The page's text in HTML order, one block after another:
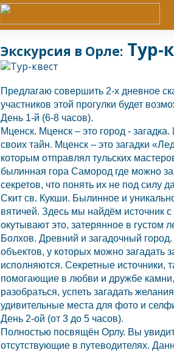
Экскурсия в Орле: Тур-
Предлагаю совершить 2-х дневное
участников этой прогулки будет
День 1-й (6-8 часов).
Мценск. Мценск – это город -
своих тайн. Мценск – это загадки
которым отправлял тульских
былинная гора Самород где можно
секретов, что понять их не под силу
Скит св. Кукши. Былинное и
вятичей. Здесь мы найдём источник
окутывают это, затерянное в густом
Болхов. Древний и загадочный
объектов, у которых можно
исполняются. Секретные источники,
помогающие в любви и дружбе
разобраться, успеть загадать
удивительные места для фото и
День 2-ой (от 3 до 5 часов).
Полностью посвящён Орлу. Вы
отсутствующие в путеводителях.